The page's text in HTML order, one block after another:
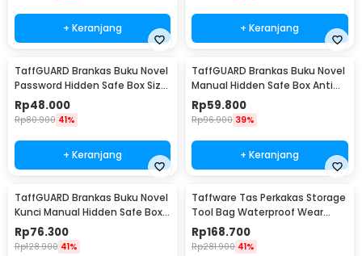
+ Keranjang + Keranjang
TaffGUARD Brankas Buku Novel
Password Hidden Safe Box Size
S - KB-20P
Rp48.000
Rp80.900 41%
+ Keranjang
TaffGUARD Brankas Buku Novel
Manual Hidden Safe Box Anti
Maling Size M - KB-20L
Rp59.800
Rp96.900 39%
+ Keranjang
TaffGUARD Brankas Buku Novel
Kunci Manual Hidden Safe Box
Size L Love - KB-20L
Rp76.300
Rp128.900 41%
Taffware Tas Perkakas Storage
Tool Bag Waterproof Wear
Resistant 23 Inch - A02584
Rp168.700
Rp281.900 41%